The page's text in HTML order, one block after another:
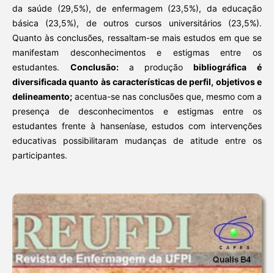
da saúde (29,5%), de enfermagem (23,5%), da educação
básica (23,5%), de outros cursos universitários (23,5%).
Quanto às conclusões, ressaltam-se mais estudos em que se
manifestam desconhecimentos e estigmas entre os
estudantes. Conclusão: a produção
bibliográfica é
diversificada quanto às características de perfil, objetivos e
delineamento;acentua-se nas conclusões que, mesmo com a
presença de desconhecimentos e estigmas entre os
estudantes frente à hanseníase, estudos com intervenções
educativas possibilitaram mudanças de atitude entre os
participantes.